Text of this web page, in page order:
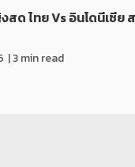
ด ไทย Vs อินโดนีเซีย
| 3 min read